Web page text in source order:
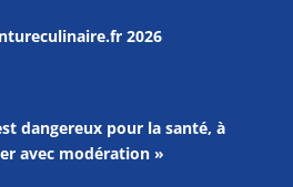
2026
dangereux pour la santé, à
avec modération »